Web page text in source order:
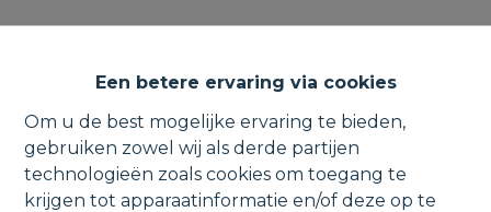
Een betere ervaring via cookies
Om u de best mogelijke ervaring te bieden,
gebruiken zowel wij als derde partijen
technologieën zoals cookies om toegang te
krijgen tot apparaatinformatie en/of deze op te